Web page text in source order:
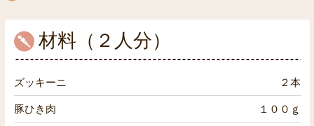
材料（２人分）
ズッキーニ ２本
豚ひき肉 １００ｇ